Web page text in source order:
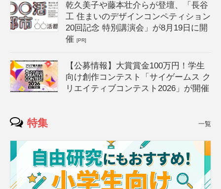
乾久美子や藤本壮介らが登壇、「長谷
工 住まいのデザインコンペティション
20回記念 特別講演会」が8月19日に開
催[PR]
【公募情報】大賞賞金100万円！学生
向け創作コンテスト「サイゲームス ク
リエイティブコンテスト2026」が開催
特集 一覧